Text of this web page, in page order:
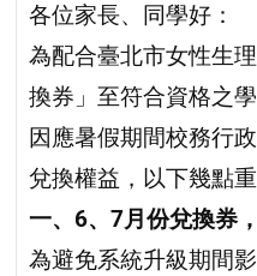
各位家長、同學好：
為配合臺北市女性生
換券」至符合資格之學
因應暑假期間校務行
兌換權益，以下幾點
一、6、7月份兌換券
為避免系統升級期間